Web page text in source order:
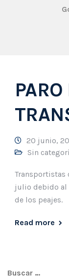
PARO
20 junio,
Sin
Transportistas
julio debido al
de los peajes.
Read more